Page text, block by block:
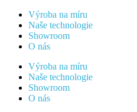
Výroba na míru
Naše technologie
Showroom
O nás
Výroba na míru
Naše technologie
Showroom
O nás